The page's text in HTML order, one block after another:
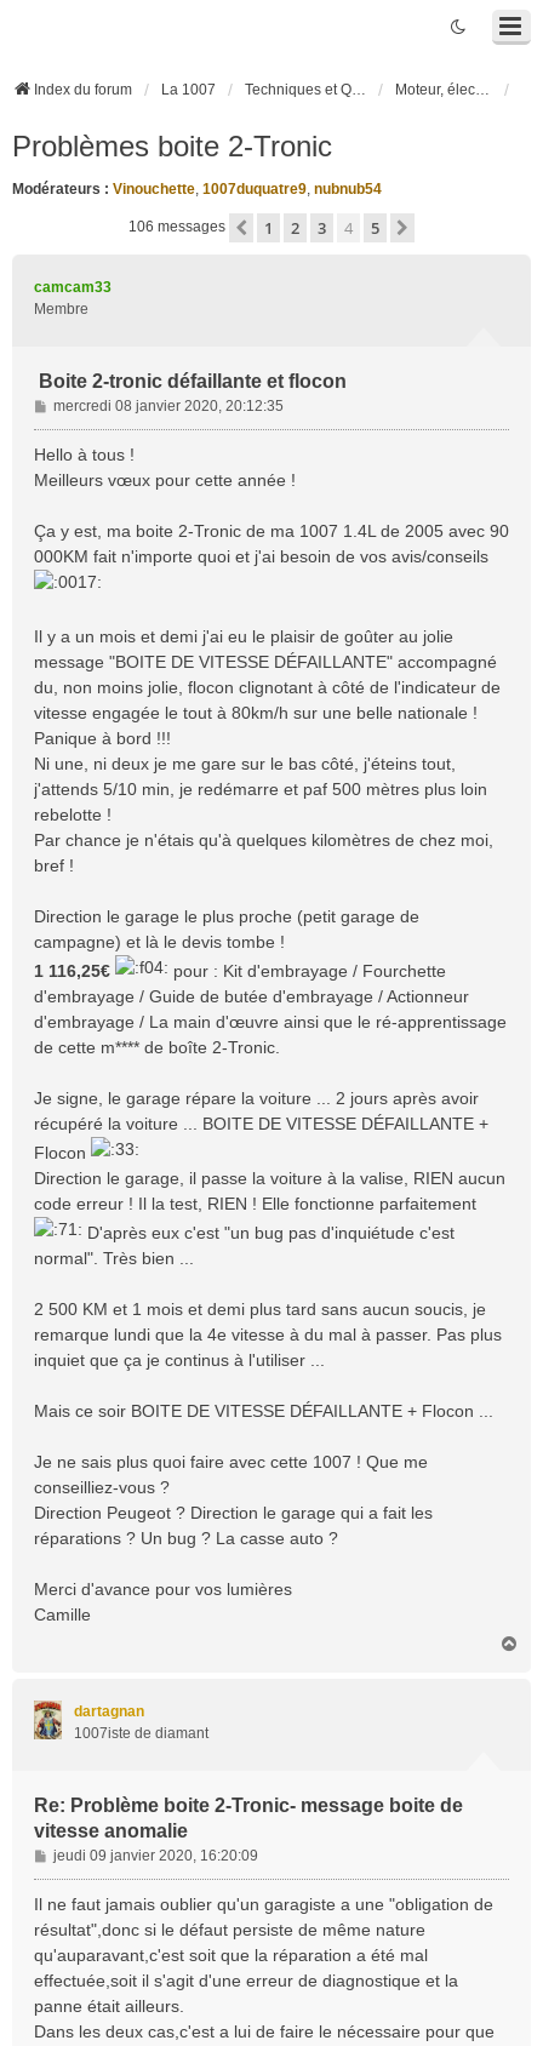
Index du forum La 1007 Techniques et Questions Moteur, électronique moteur, boîte robotisée 2-Tronic
Problèmes boite 2-Tronic
Modérateurs : Vinouchette, 1007duquatre9, nubnub54
106 messages Précédente
1 2 3 4 5
camcam33
Membre
Boite 2-tronic défaillante et flocon
M
e
s
e
mercredi 08 janvier 2020, 20:12:35
Hello à tous !
Meilleurs vœux pour cette année !
Ça y est, ma boite 2-Tronic de ma 1007 1.4L de 2005 avec 90
000KM fait n'importe quoi et j'ai besoin de vos avis/conseils
Il y a un mois et demi j'ai eu le plaisir de goûter au jolie
message "BOITE DE VITESSE DÉFAILLANTE" accompagné
du, non moins jolie, flocon clignotant à côté de l'indicateur de
vitesse engagée le tout à 80km/h sur une belle nationale !
Panique à bord !!!
Ni une, ni deux je me gare sur le bas côté, j'éteins tout,
j'attends 5/10 min, je redémarre et paf 500 mètres plus loin
rebelotte !
Par chance je n'étais qu'à quelques kilomètres de chez moi,
bref !
Direction le garage le plus proche (petit garage de
campagne) et là le devis tombe !
1 116,25€
pour : Kit d'embrayage / Fourchette
d'embrayage / Guide de butée d'embrayage / Actionneur
d'embrayage / La main d'œuvre ainsi que le ré-apprentissage
de cette m**** de boîte 2-Tronic.
Je signe, le garage répare la voiture ... 2 jours après avoir
récupéré la voiture ... BOITE DE VITESSE DÉFAILLANTE +
Flocon
Direction le garage, il passe la voiture à la valise, RIEN aucun
code erreur ! Il la test, RIEN ! Elle fonctionne parfaitement
D'après eux c'est "un bug pas d'inquiétude c'est
normal". Très bien ...
2 500 KM et 1 mois et demi plus tard sans aucun soucis, je
remarque lundi que la 4e vitesse à du mal à passer. Pas plus
inquiet que ça je continus à l'utiliser ...
Mais ce soir BOITE DE VITESSE DÉFAILLANTE + Flocon ...
Je ne sais plus quoi faire avec cette 1007 ! Que me
conseilliez-vous ?
Direction Peugeot ? Direction le garage qui a fait les
réparations ? Un bug ? La casse auto ?
Merci d'avance pour vos lumières
Camille
dartagnan
1007iste de diamant
Re: Problème boite 2-Tronic- message boite de
vitesse anomalie
M
e
s
g
e
jeudi 09 janvier 2020, 16:20:09
Il ne faut jamais oublier qu'un garagiste a une "obligation de
résultat",donc si le défaut persiste de même nature
qu'auparavant,c'est soit que la réparation a été mal
effectuée,soit il s'agit d'une erreur de diagnostique et la
panne était ailleurs.
Dans les deux cas,c'est a lui de faire le nécessaire pour que